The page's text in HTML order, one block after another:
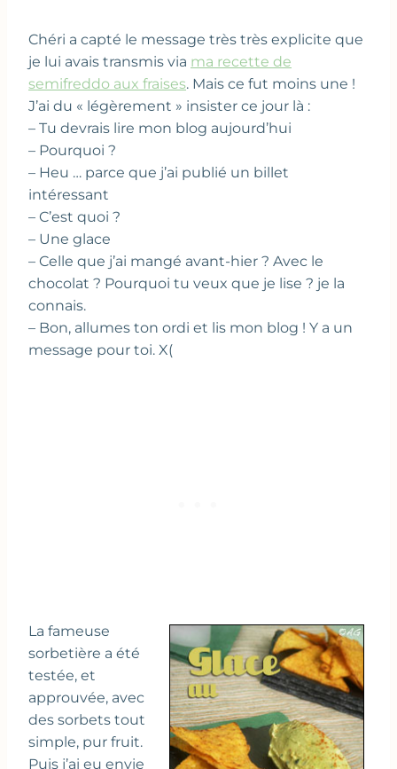
Chéri a capté le message très très explicite que
je lui avais transmis via ma recette de
semifreddo aux fraises. Mais ce fut moins une !
J’ai du « légèrement » insister ce jour là :
– Tu devrais lire mon blog aujourd’hui
– Pourquoi ?
– Heu … parce que j’ai publié un billet
intéressant
– C’est quoi ?
– Une glace
– Celle que j’ai mangé avant-hier ? Avec le
chocolat ? Pourquoi tu veux que je lise ? je la
connais.
– Bon, allumes ton ordi et lis mon blog ! Y a un
message pour toi. X(
La fameuse
sorbetière a été
testée, et
approuvée, avec
des sorbets tout
simple, pur fruit.
Puis j’ai eu envie